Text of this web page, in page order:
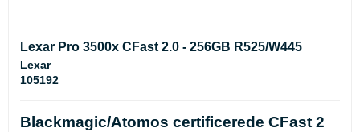
Lexar Pro 3500x CFast 2.0 - 256GB R525/W445
Lexar
105192
Blackmagic/Atomos certificerede CFast 2